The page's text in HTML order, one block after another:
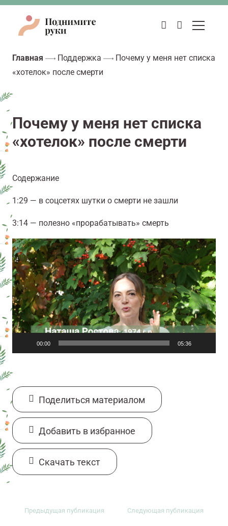
Главная Поддержка
Почему у меня нет списка
«хотелок» после смерти
Почему у меня нет списка
«хотелок» после смерти
Содержание
1:29 — в соцсетях шутки о смерти не зашли
3:14 — полезно «прорабатывать» смерть
Видеоплеер
00:00 05:36
Поделиться материалом
Добавить в избранное
Cкачать текст
Предыдущая публикация Следующая публикация